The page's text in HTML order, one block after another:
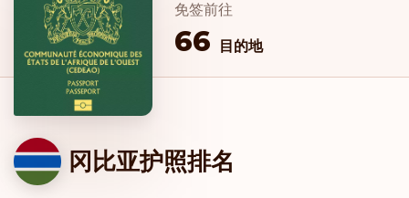
免签前往
66 目的地
冈比亚护照排名